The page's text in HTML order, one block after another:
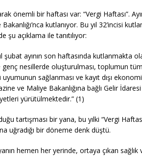
önemli bir haftası var: “Vergi Haftası”.
kutlanıyor. Bu yıl 32’incisi
şu açıklama ile tanıtılıyor:
şubat ayının son haftasında kutlanmakta
nesillerde oluşturulması, toplumun
sağlanması ve kayıt dışı
ve Maliye Bakanlığına bağlı Gelir
yürütülmektedir.” (1)
tartışması bir yana, bu yılki “Vergi
uğradığı bir döneme denk düştü.
hemen her yerinde, ortaya çıkan sağlık